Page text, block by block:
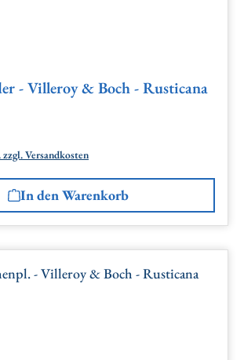
- Villeroy & Boch - Rusticana
Versandkosten
In den Warenkorb